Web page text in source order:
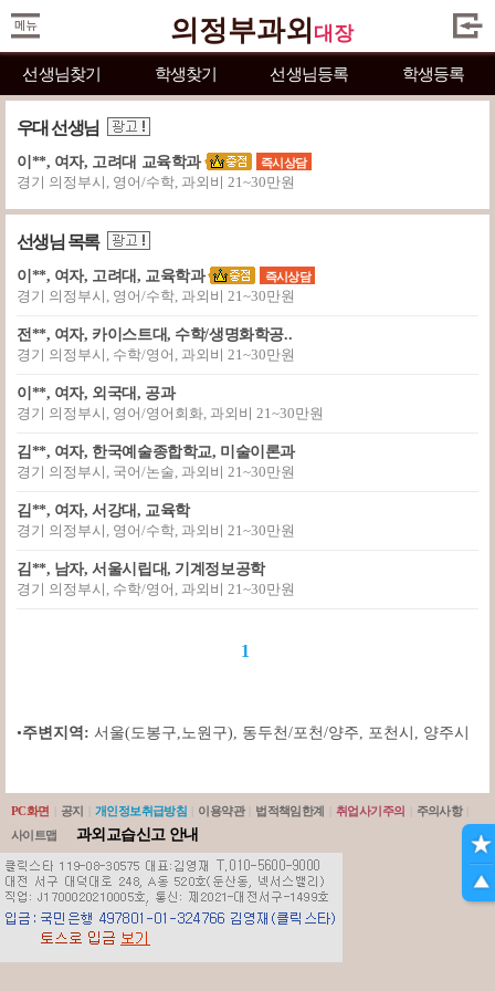
의정부과외 대장
선생님찾기 학생찾기 선생님등록 학생등록
우대 선생님
이**, 여자, 고려대 교육학과 즉시상담
경기 의정부시, 영어/수학, 과외비 21~30만원
선생님 목록
이**, 여자, 고려대, 교육학과 즉시상담
경기 의정부시, 영어/수학, 과외비 21~30만원
전**, 여자, 카이스트대, 수학/생명화학공..
경기 의정부시, 수학/영어, 과외비 21~30만원
이**, 여자, 외국대, 공과
경기 의정부시, 영어/영어회화, 과외비 21~30만원
김**, 여자, 한국예술종합학교, 미술이론과
경기 의정부시, 국어/논술, 과외비 21~30만원
김**, 여자, 서강대, 교육학
경기 의정부시, 영어/수학, 과외비 21~30만원
김**, 남자, 서울시립대, 기계정보공학
경기 의정부시, 수학/영어, 과외비 21~30만원
1
•주변지역: 서울(도봉구,노원구), 동두천/포천/양주, 포천시 , 양주시
PC화면 공지 개인정보취급방침 이용약관 법적책임한계 취업사기주의 주의사항
사이트맵
과외교습신고 안내